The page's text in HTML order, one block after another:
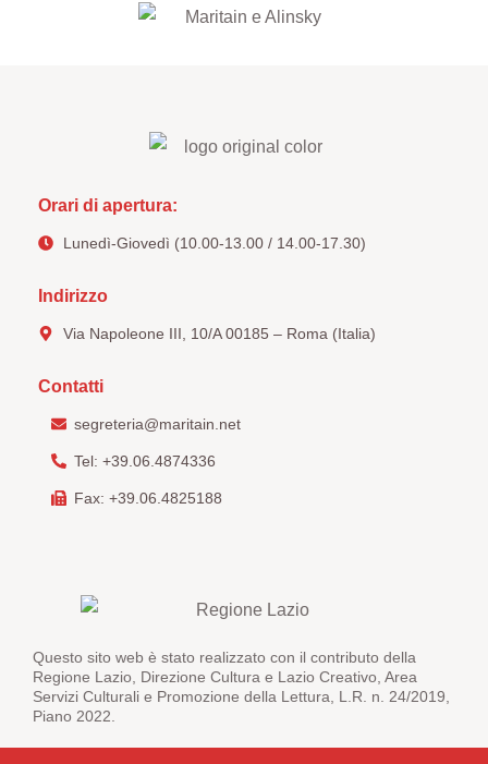
Orari di apertura:
Lunedì-Giovedì (10.00-13.00 / 14.00-17.30)
Indirizzo
Via Napoleone III, 10/A 00185 – Roma (Italia)
Contatti
segreteria@maritain.net
Tel: +39.06.4874336
Fax: +39.06.4825188
Questo sito web è stato realizzato con il contributo della
Regione Lazio, Direzione Cultura e Lazio Creativo, Area
Servizi Culturali e Promozione della Lettura, L.R. n. 24/2019,
Piano 2022.